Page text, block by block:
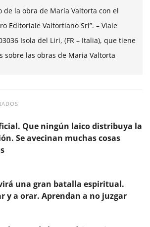
de la obra de María Valtorta con el
Editoriale Valtortiano Srl”. – Viale
Isola del Liri, (FR – Italia), que tiene
sobre las obras de Maria Valtorta
Que ningún laico distribuya la
Se avecinan muchas cosas
una gran batalla espiritual.
y a orar. Aprendan a no juzgar